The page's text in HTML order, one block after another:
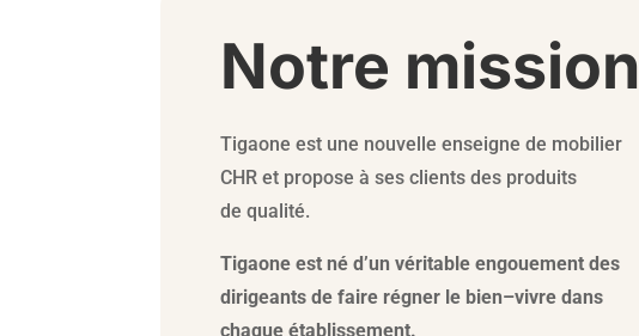
Notre mission
Tigaone est une nouvelle enseigne de mobilier
CHR et propose à ses clients des produits
de qualité.
Tigaone est né d’un véritable engouement des
dirigeants de faire régner le bien–vivre dans
chaque établissement.